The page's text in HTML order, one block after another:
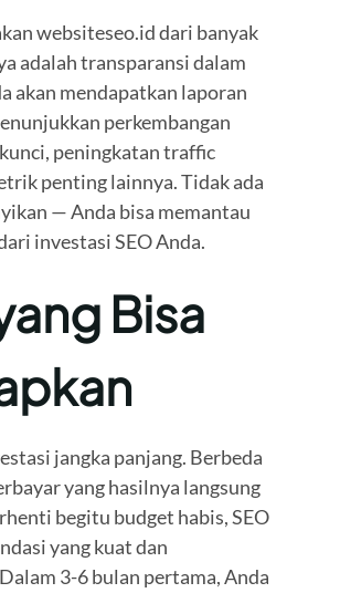
websiteseo.id dari banyak
adalah transparansi dalam
akan mendapatkan laporan
perkembangan
peningkatan traffic
penting lainnya. Tidak ada
— Anda bisa memantau
investasi SEO Anda.
Bisa
jangka panjang. Berbeda
yang hasilnya langsung
begitu budget habis, SEO
yang kuat dan
3-6 bulan pertama, Anda